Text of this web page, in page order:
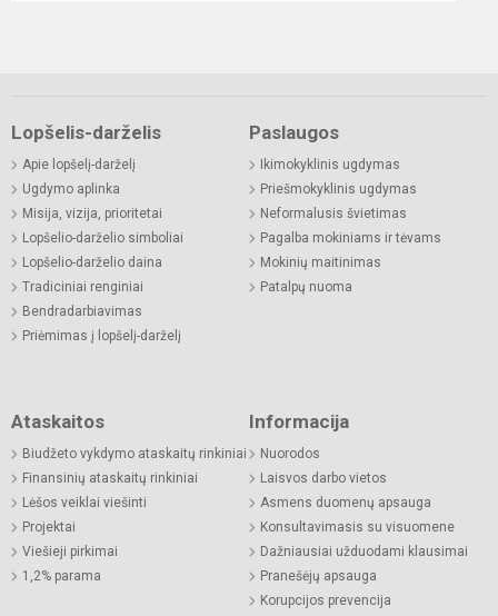
Lopšelis-darželis
Apie lopšelį-darželį
Ugdymo aplinka
Misija, vizija, prioritetai
Lopšelio-darželio simboliai
Lopšelio-darželio daina
Tradiciniai renginiai
Bendradarbiavimas
Priėmimas į lopšelį-darželį
Paslaugos
Ikimokyklinis ugdymas
Priešmokyklinis ugdymas
Neformalusis švietimas
Pagalba mokiniams ir tėvams
Mokinių maitinimas
Patalpų nuoma
Ataskaitos
Biudžeto vykdymo ataskaitų rinkiniai
Finansinių ataskaitų rinkiniai
Lėšos veiklai viešinti
Projektai
Viešieji pirkimai
1,2% parama
Informacija
Nuorodos
Laisvos darbo vietos
Asmens duomenų apsauga
Konsultavimasis su visuomene
Dažniausiai užduodami klausimai
Pranešėjų apsauga
Korupcijos prevencija